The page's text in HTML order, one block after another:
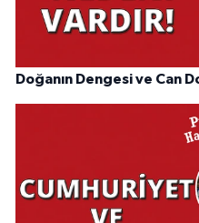
Doğanın Dengesi ve Can